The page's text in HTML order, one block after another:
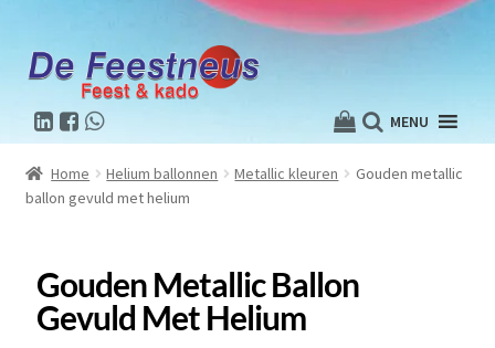
MENU
Home Helium ballonnen Metallic kleuren
Gouden metallic
ballon gevuld met helium
Gouden Metallic Ballon
Gevuld Met Helium